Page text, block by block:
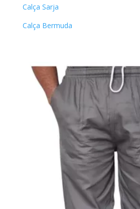
Calça Sarja
Calça Bermuda